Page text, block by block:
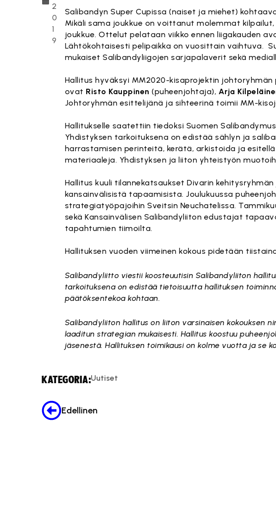
2
0
1
9
Salibandyn Super Cupissa (naiset ja miehet)
Mikäli sama joukkue on voittanut molemmat
joukkue. Ottelut pelataan viikko ennen liigakauden
Lähtökohtaisesti pelipaikka on vuosittain vaihtuva.
mukaiset Salibandyliigojen sarjapalaverit sekä
Hallitus hyväksyi MM2020-kisaprojektin
ovat Risto Kauppinen(puheenjohtaja), Arja
Johtoryhmän esittelijänä ja sihteerinä toimii MM-
Hallitukselle saatettiin tiedoksi Suomen
Yhdistyksen tarkoituksena on edistää sählyn ja
harrastamisen perinteitä, kerätä, arkistoida ja
materiaaleja. Yhdistyksen ja liiton yhteistyön
Hallitus kuuli tilannekatsaukset Divarin
kansainvälisistä tapaamisista. Joulukuussa
strategiatyöpajoihin Sveitsin Neuchatelissa.
sekä Kansainvälisen Salibandyliiton edustajat
tapahtumien tiimoilta.
Hallituksen vuoden viimeinen kokous pidetään tiistaina
Salibandyliitto viestii koosteuutisin Salibandyliiton
tarkoituksena on edistää tietoisuutta hallituksen
päätöksentekoa kohtaan.
Salibandyliiton hallitus on liiton varsinaisen kokouksen
laaditun strategian mukaisesti. Hallitus koostuu
jäsenestä. Hallituksen toimikausi on kolme vuotta ja se
KATEGORIA:Uutiset
Edellinen